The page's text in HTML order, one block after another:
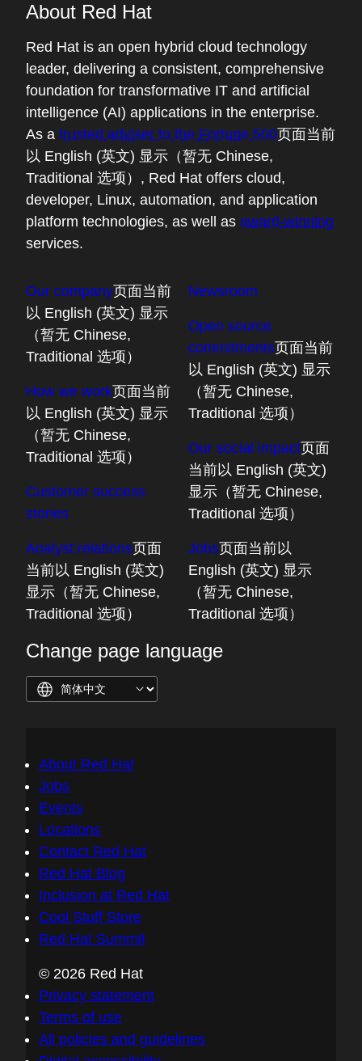
About Red Hat
Red Hat is an open hybrid cloud technology
leader, delivering a consistent, comprehensive
foundation for transformative IT and artificial
intelligence (AI) applications in the enterprise.
As a trusted adviser to the Fortune 500页面当前
以 English (英文) 显示（暂无 Chinese,
Traditional 选项） , Red Hat offers cloud,
developer, Linux, automation, and application
platform technologies, as well as award-winning
services.
Our company页面当前
以 English (英文) 显示
（暂无 Chinese,
Traditional 选项）
How we work页面当前
以 English (英文) 显示
（暂无 Chinese,
Traditional 选项）
Customer success
stories
Analyst relations页面
当前以 English (英文)
显示（暂无 Chinese,
Traditional 选项）
Newsroom
Open source
commitments页面当前
以 English (英文) 显示
（暂无 Chinese,
Traditional 选项）
Our social impact页面
当前以 English (英文)
显示（暂无 Chinese,
Traditional 选项）
Jobs页面当前以
English (英文) 显示
（暂无 Chinese,
Traditional 选项）
Change page language
About Red Hat
Jobs
Events
Locations
Contact Red Hat
Red Hat Blog
Inclusion at Red Hat
Cool Stuff Store
Red Hat Summit
© 2026 Red Hat
Privacy statement
Terms of use
All policies and guidelines